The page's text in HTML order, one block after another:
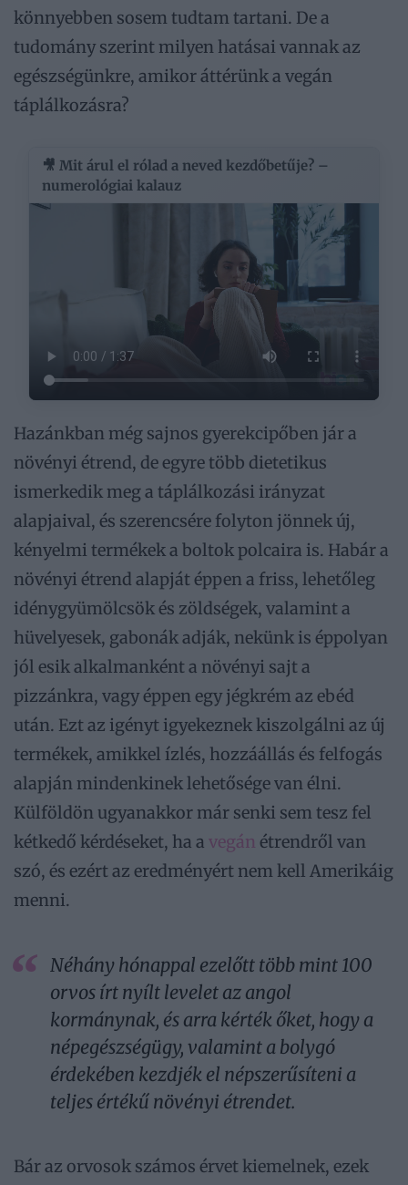
könnyebben sosem tudtam tartani. De a
tudomány szerint milyen hatásai vannak az
egészségünkre, amikor áttérünk a vegán
táplálkozásra?
🎥 Mit árul el rólad a neved kezdőbetűje? –
numerológiai kalauz
Hazánkban még sajnos gyerekcipőben jár a
növényi étrend, de egyre több dietetikus
ismerkedik meg a táplálkozási irányzat
alapjaival, és szerencsére folyton jönnek új,
kényelmi termékek a boltok polcaira is. Habár a
növényi étrend alapját éppen a friss, lehetőleg
idénygyümölcsök és zöldségek, valamint a
hüvelyesek, gabonák adják, nekünk is éppolyan
jól esik alkalmanként a növényi sajt a
pizzánkra, vagy éppen egy jégkrém az ebéd
után. Ezt az igényt igyekeznek kiszolgálni az új
termékek, amikkel ízlés, hozzáállás és felfogás
alapján mindenkinek lehetősége van élni.
Külföldön ugyanakkor már senki sem tesz fel
kétkedő kérdéseket, ha a vegán étrendről van
szó, és ezért az eredményért nem kell Amerikáig
menni.
Néhány hónappal ezelőtt több mint 100
orvos írt nyílt levelet az angol
kormánynak, és arra kérték őket, hogy a
népegészségügy, valamint a bolygó
érdekében kezdjék el népszerűsíteni a
teljes értékű növényi étrendet.
Bár az orvosok számos érvet kiemelnek, ezek